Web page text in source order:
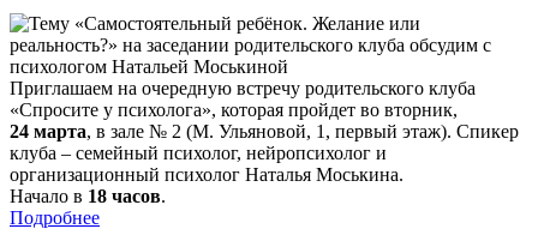
Приглашаем на очередную встречу родительского клуба
«Спросите у психолога», которая пройдет во вторник,
24 марта, в зале № 2 (М. Ульяновой, 1, первый этаж). Спикер
клуба – семейный психолог, нейропсихолог и
организационный психолог Наталья Моськина.
Начало в 18 часов.
Подробнее